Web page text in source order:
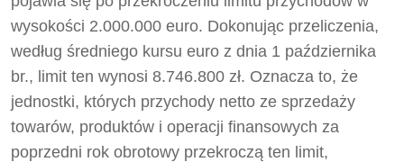
wysokości 2.000.000 euro. Dokonując przeliczenia,
według średniego kursu euro z dnia 1 października
br., limit ten wynosi 8.746.800 zł. Oznacza to, że
jednostki, których przychody netto ze sprzedaży
towarów, produktów i operacji finansowych za
poprzedni rok obrotowy przekroczą ten limit,